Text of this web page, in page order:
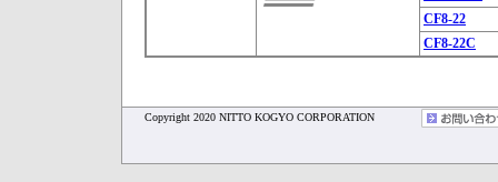
CF8-22
CF8-22C
Copyright 2020 NITTO KOGYO CORPORATION